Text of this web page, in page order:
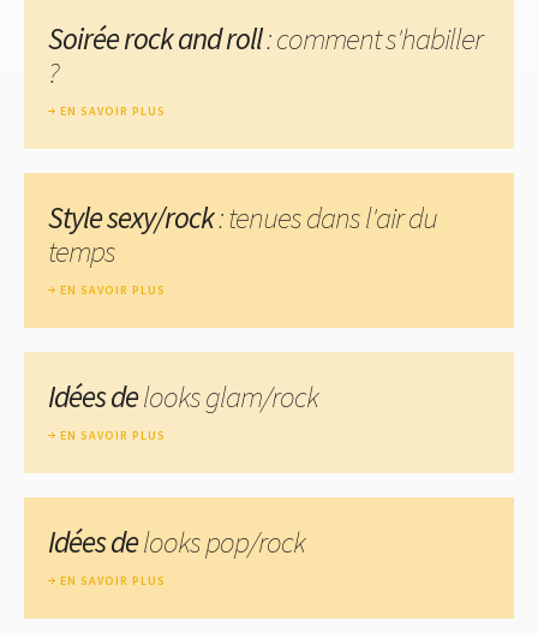
Soirée rock and roll: comment s'habiller
?
EN SAVOIR PLUS
Style sexy/rock: tenues dans l'air du
temps
EN SAVOIR PLUS
Idées delooks glam/rock
EN SAVOIR PLUS
Idées delooks pop/rock
EN SAVOIR PLUS